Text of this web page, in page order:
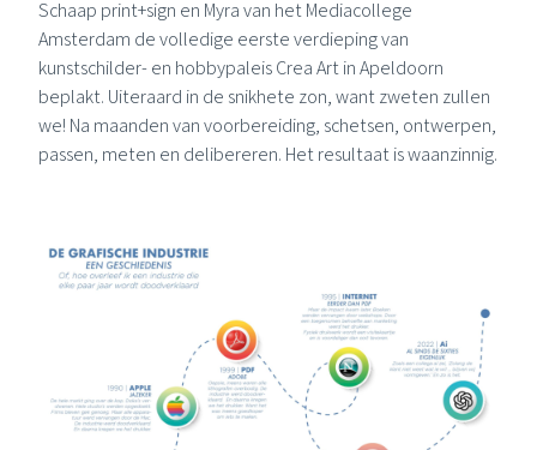
Schaap print+sign en Myravan hetMediacollege
Amsterdam de volledige eerste verdieping van
kunstschilder- en hobbypaleis Crea Art in Apeldoorn
beplakt. Uiteraard in de snikhete zon, want zweten zullen
we! Na maanden van voorbereiding, schetsen, ontwerpen,
passen, meten en delibereren. Het resultaat is waanzinnig.